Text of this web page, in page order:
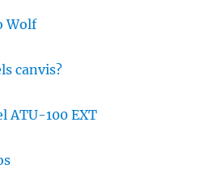
Wolf
canvis?
ATU-100 EXT